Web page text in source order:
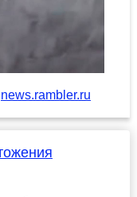
news.rambler.ru